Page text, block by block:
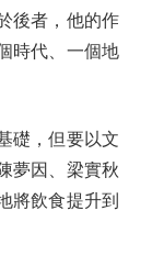
後者，他的作
時代、一個地
，但要以文
夢因、梁實秋
將飲食提升到